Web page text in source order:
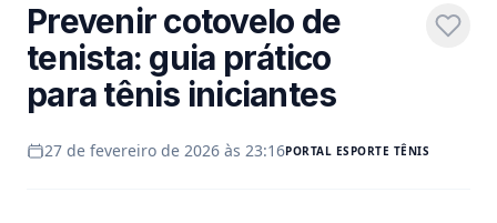
Prevenir cotovelo de
tenista: guia prático
para tênis iniciantes
27 de fevereiro de 2026 às 23:16PORTAL ESPORTE TÊNIS